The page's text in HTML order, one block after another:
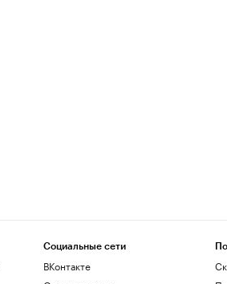
Социальные сети
ВКонтакте